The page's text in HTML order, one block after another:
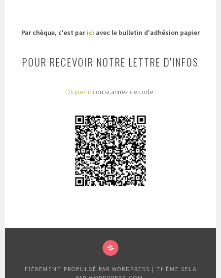
Par chèque, c'est parici avec le bulletin d'adhésion papier
POUR RECEVOIR NOTRE LETTRE D'INFOS
Cliquez ici ou scannez ce code :
SOMMES
FIÈREMENT PROPULSÉ PAR WORDPRESS | THÈME SELA